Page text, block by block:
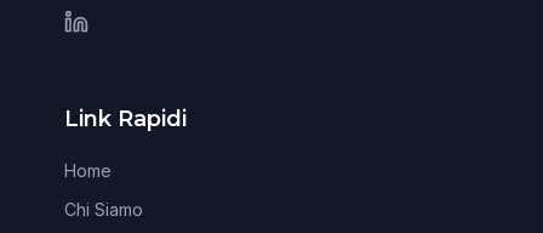
Link Rapidi
Home
Chi Siamo